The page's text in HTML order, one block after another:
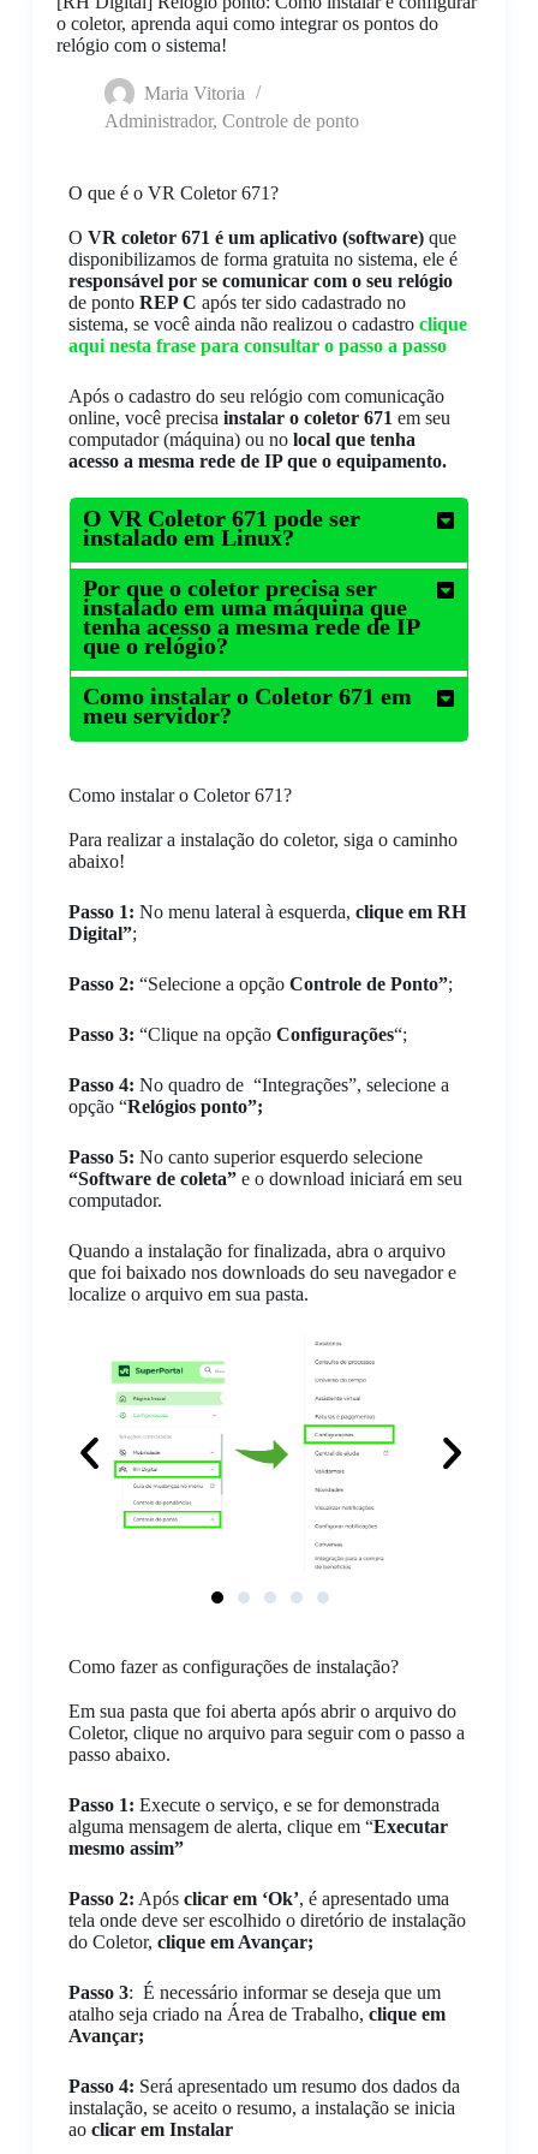
o coletor, aprenda aqui como integrar os pontos do
relógio com o sistema!
Maria Vitoria
Administrador, Controle de ponto
O que é o VR Coletor 671?
O VR coletor 671 é um aplicativo (software)que
disponibilizamos de forma gratuita no sistema, ele é
responsável por se comunicar com o seu relógio
de pontoREP C após ter sido cadastrado no
sistema, se você ainda não realizou o cadastroclique
aqui nesta frase para consultar o passo a passo
Após o cadastro do seu relógio com comunicação
online, você precisa instalar o coletor 671 em seu
computador (máquina) ou no local que tenha
acesso a mesma rede de IP que o equipamento.
O VR Coletor 671 pode ser
instalado em Linux?
Por que o coletor precisa ser
instalado em uma máquina que
tenha acesso a mesma rede de IP
que o relógio?
Como instalar o Coletor 671 em
meu servidor?
Como instalar o Coletor 671?
Para realizar a instalação do coletor, siga o caminho
abaixo!
Passo 1: No menu lateral à esquerda, clique em RH
Digital”;
Passo 2: “Selecione a opção Controle de Ponto”;
Passo 3: “Clique na opção Configurações“;
Passo 4: No quadro de “Integrações”, selecione a
opção “Relógios ponto”;
Passo 5: No canto superior esquerdo selecione
“Software de coleta”e o download iniciará em seu
computador.
Quando a instalação for finalizada, abra o arquivo
que foi baixado nos downloads do seu navegador e
localize o arquivo em sua pasta.
Como fazer as configurações de instalação?
Em sua pasta que foi aberta após abrir o arquivo do
Coletor, clique no arquivo para seguir com o passo a
passo abaixo.
Passo 1: Execute o serviço, e se for demonstrada
alguma mensagem de alerta, clique em “Executar
mesmo assim”
Passo 2: Após clicar em ‘Ok’, é apresentado uma
tela onde deve ser escolhido o diretório de instalação
do Coletor, clique em Avançar;
Passo 3: É necessário informar se deseja que um
atalho seja criado na Área de Trabalho, clique em
Avançar;
Passo 4: Será apresentado um resumo dos dados da
instalação, se aceito o resumo, a instalação se inicia
ao clicar em Instalar